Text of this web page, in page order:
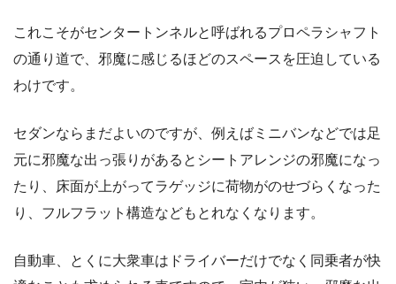
これこそがセンタートンネルと呼ばれるプロペラシャフト
の通り道で、邪魔に感じるほどのスペースを圧迫している
わけです。
セダンならまだよいのですが、例えばミニバンなどでは足
元に邪魔な出っ張りがあるとシートアレンジの邪魔になっ
たり、床面が上がってラゲッジに荷物がのせづらくなった
り、フルフラット構造などもとれなくなります。
自動車、とくに大衆車はドライバーだけでなく同乗者が快